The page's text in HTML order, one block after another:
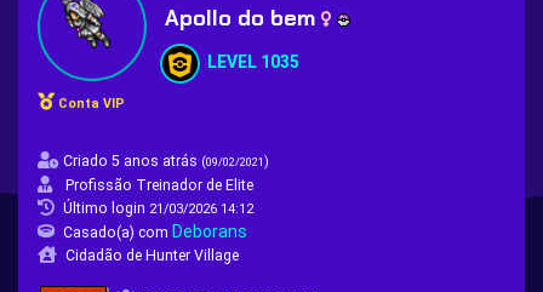
Conta VIP
Apollo do bem
LEVEL 1035
Criado 5 anos atrás (09/02/2021)
Profissão Treinador de Elite
Último login 21/03/2026 14:12
Casado(a) com Deborans
Cidadão de Hunter Village